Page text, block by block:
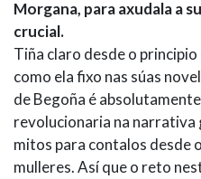
Morgana, para axudala a
crucial.
Tiña claro desde o
como ela fixo nas súas
de Begoña é
revolucionaria na narrativa
mitos para contalos desde
mulleres. Así que o reto